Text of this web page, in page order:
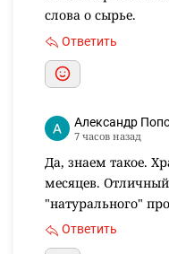
слова о сырье.
Ответить
Александр
7 часов назад
Да, знаем такое.
месяцев.
"натурального"
Ответить